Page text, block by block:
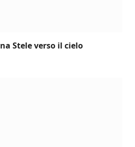
Stele verso il cielo